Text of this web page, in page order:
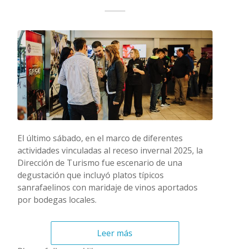
El último sábado, en el marco de diferentes
actividades vinculadas al receso invernal 2025, la
Dirección de Turismo fue escenario de una
degustación que incluyó platos típicos
sanrafaelinos con maridaje de vinos aportados
por bodegas locales.
Leer más